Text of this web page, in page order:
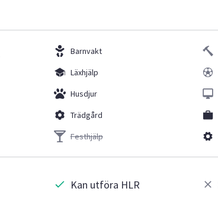
Barnvakt
Läxhjälp
Husdjur
Trädgård
Festhjälp
Kan utföra HLR